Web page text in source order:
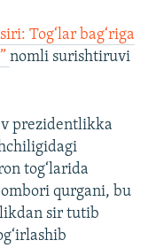
Tog‘lar bag‘riga
nomli surishtiruvi
prezidentlikka
tog‘larida
qurgani, bu
sir tutib